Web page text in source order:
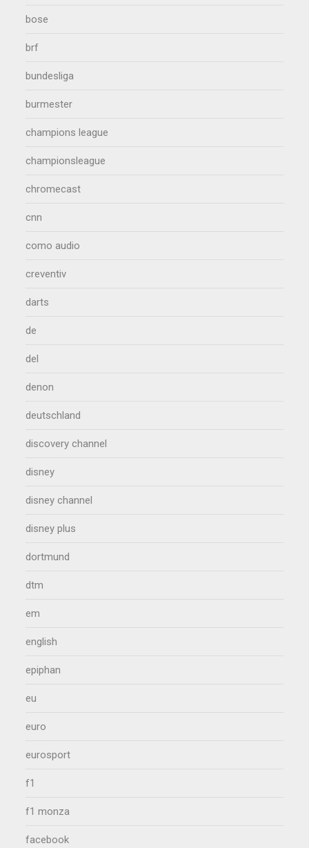
bose
brf
bundesliga
burmester
champions league
championsleague
chromecast
cnn
como audio
creventiv
darts
de
del
denon
deutschland
discovery channel
disney
disney channel
disney plus
dortmund
dtm
em
english
epiphan
eu
euro
eurosport
f1
f1 monza
facebook